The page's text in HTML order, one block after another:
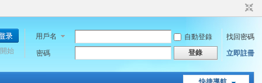
用戶名 自動登錄
找回密碼
密碼
登錄 立即註冊
始